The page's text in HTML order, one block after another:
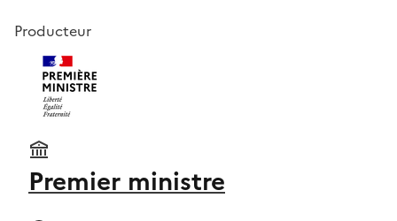
Producteur
Premier ministre